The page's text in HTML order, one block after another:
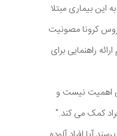
این بیماری مبتلا
کرونا مصونیت
راهنمایی برای
اهمیت نیست و
کمک می کند."